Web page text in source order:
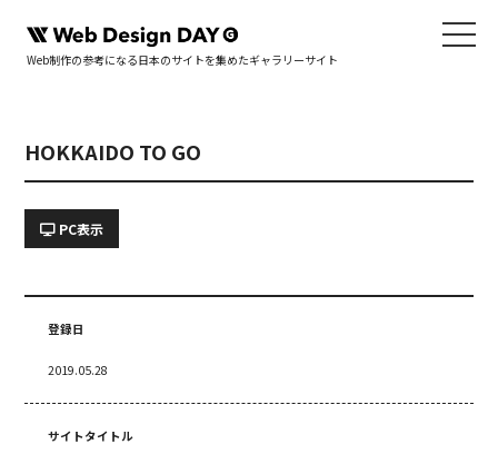
Web制作の参考になる日本のサイトを集めたギャラリーサイト
HOKKAIDO TO GO
PC表示
登録日
2019.05.28
サイトタイトル